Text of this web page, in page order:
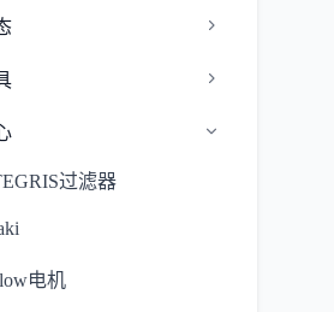
过滤器
电机